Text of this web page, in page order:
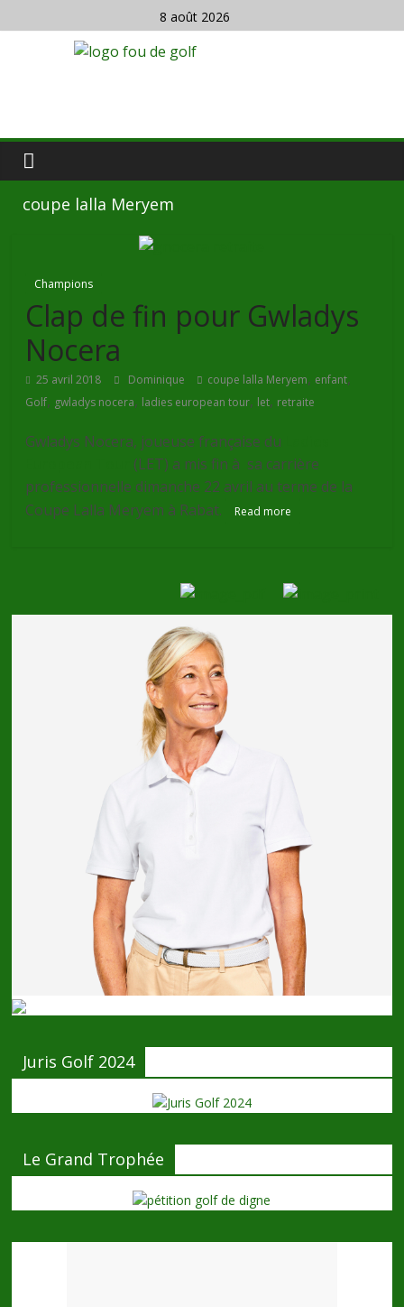
8 août 2026
coupe lalla Meryem
Champions
Clap de fin pour Gwladys
Nocera
25 avril 2018 Dominique coupe lalla Meryem, enfant,
Golf, gwladys nocera, ladies european tour, let, retraite
Gwladys Nocera, joueuse française du
(LET) a mis fin à sa carrière
professionnelle dimanche 22 avril au terme de la
Coupe Lalla Meryem à Rabat.
Read more
Juris Golf 2024
Le Grand Trophée